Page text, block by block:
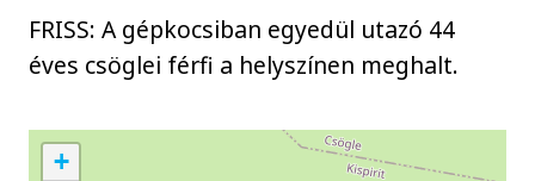
FRISS: A gépkocsiban egyedül utazó 44
éves csöglei férfi a helyszínen meghalt.
+